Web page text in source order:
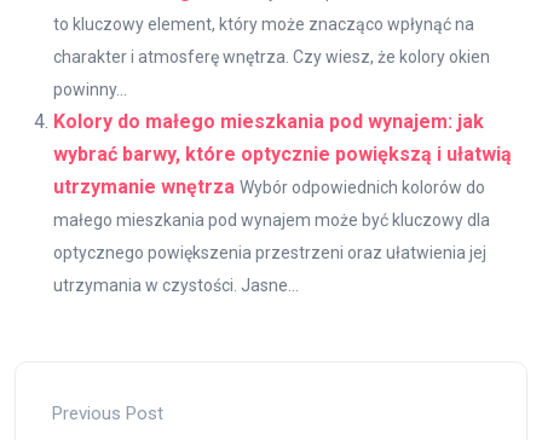
to kluczowy element, który może znacząco wpłynąć na
charakter i atmosferę wnętrza. Czy wiesz, że kolory okien
powinny...
Kolory do małego mieszkania pod wynajem: jak
wybrać barwy, które optycznie powiększą i ułatwią
utrzymanie wnętrza Wybór odpowiednich kolorów do
małego mieszkania pod wynajem może być kluczowy dla
optycznego powiększenia przestrzeni oraz ułatwienia jej
utrzymania w czystości. Jasne...
Previous Post